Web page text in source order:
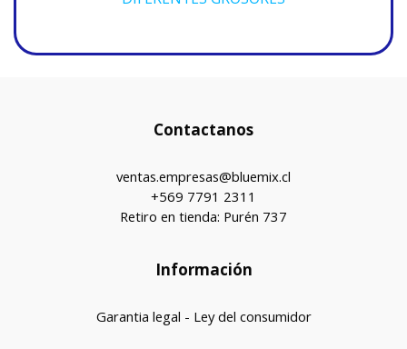
Contactanos
ventas.empresas@bluemix.cl
+569 7791 2311
Retiro en tienda: Purén 737
Información
Garantia legal - Ley del consumidor